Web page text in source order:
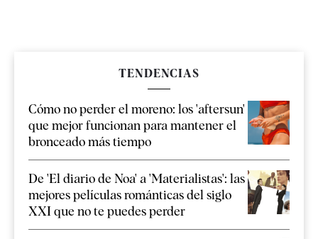
TENDENCIAS
Cómo no perder el moreno: los 'aftersun'
que mejor funcionan para mantener el
bronceado más tiempo
De 'El diario de Noa' a 'Materialistas': las
mejores películas románticas del siglo
XXI que no te puedes perder